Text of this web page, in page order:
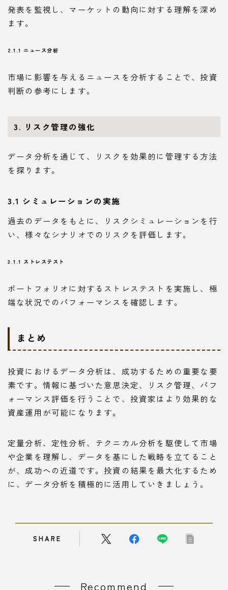
発表を監視し、マーケットの動向に対する理解を深め
ます。
2.1.1 ニュース分析
市場に影響を与えるニュースを分析することで、投資
判断の参考にします。
3. リスク管理の強化
データ分析を通じて、リスクを効果的に管理する方法
を探ります。
3.1 シミュレーションの実施
過去のデータをもとに、リスクシミュレーションを行
い、様々なシナリオでのリスクを評価します。
3.1.1 ストレステスト
ポートフォリオに対するストレステストを実施し、極
端な状況でのパフォーマンスを確認します。
まとめ
投資におけるデータ分析は、成功するための重要な要
素です。情報に基づいた意思決定、リスク管理、パフ
ォーマンス評価を行うことで、投資家はより効果的な
資産運用が可能になります。
定量分析、定性分析、テクニカル分析を駆使して市場
や企業を理解し、データを基にした戦略を立てること
が、成功への近道です。投資の結果を最大化するため
に、データ分析を積極的に活用していきましょう。
SHARE
Recommend